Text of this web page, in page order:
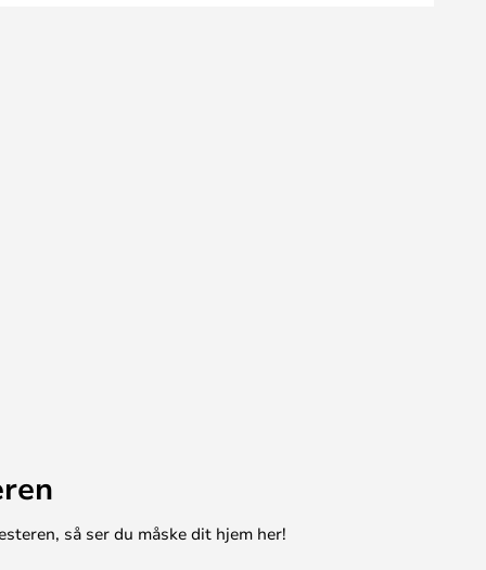
så ser du måske dit hjem her!